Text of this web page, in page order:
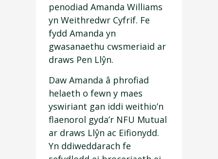
penodiad Amanda Williams
yn Weithredwr Cyfrif. Fe
fydd Amanda yn
gwasanaethu cwsmeriaid ar
draws Pen Llŷn.
Daw Amanda â phrofiad
helaeth o fewn y maes
yswiriant gan iddi weithio’n
flaenorol gyda’r NFU Mutual
ar draws Llŷn ac Eifionydd.
Yn ddiweddarach fe